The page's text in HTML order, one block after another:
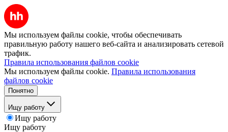
Мы используем файлы cookie, чтобы обеспечивать
правильную работу нашего веб-сайта и анализировать сетевой
трафик.
Правила использования файлов cookie
Мы используем файлы cookie. Правила использования
файлов cookie
Понятно
Ищу работу
Ищу работу
Ищу работу